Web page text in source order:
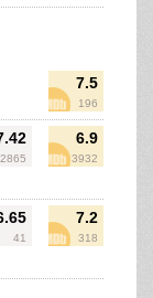
7.5
196
2865
6.9
3932
41
7.2
318